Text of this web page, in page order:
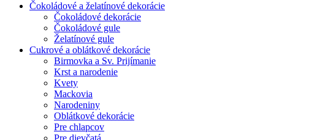
Čokoládové a želatínové dekorácie
Čokoládové dekorácie
Čokoládové gule
Želatínové gule
Cukrové a oblátkové dekorácie
Birmovka a Sv. Prijímanie
Krst a narodenie
Kvety
Mackovia
Narodeniny
Oblátkové dekorácie
Pre chlapcov
Pre dievčatá